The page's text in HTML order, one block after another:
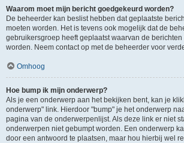
Waarom moet mijn bericht goedgekeurd worden?
De beheerder kan beslist hebben dat geplaatste
moeten worden. Het is tevens ook mogelijk dat de
gebruikersgroep heeft geplaatst waarvan de
worden. Neem contact op met de beheerder voor
Omhoog
Hoe bump ik mijn onderwerp?
Als je een onderwerp aan het bekijken bent, kan je
onderwerp" link. Hierdoor "bump" je het onderwerp
pagina van de onderwerpenlijst. Als deze link er niet
onderwerpen niet gebumpt worden. Een onderwerp
door een antwoord te plaatsen, maar hou hierbij wel